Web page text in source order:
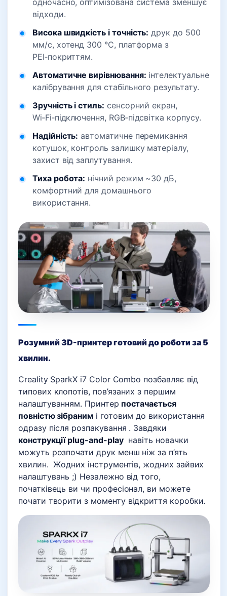
відходи.
Висока швидкість і точність: друк до 500
мм/с, хотенд 300 °C, платформа з
PEI‑покриттям.
Автоматичне вирівнювання: інтелектуальне
калібрування для стабільного результату.
Зручність і стиль: сенсорний екран,
Wi‑Fi‑підключення, RGB‑підсвітка корпусу.
Надійність: автоматичне перемикання
котушок, контроль залишку матеріалу,
захист від заплутування.
Тиха робота: нічний режим ~30 дБ,
комфортний для домашнього
використання.
Розумний 3D-принтер готовий до роботи за 5
хвилин.
Creality SparkX i7 Color Combo позбавляє від
типових клопотів, пов’язаних з першим
налаштуванням. Принтер постачається
повністю зібранимі готовим до використання
одразу після розпакування . Завдяки
конструкції plug-and-playнавіть новачки
можуть розпочати друк менш ніж за п’ять
хвилин. Жодних інструментів, жодних зайвих
налаштувань ;) Незалежно від того,
початківець ви чи професіонал, ви можете
почати творити з моменту відкриття коробки.